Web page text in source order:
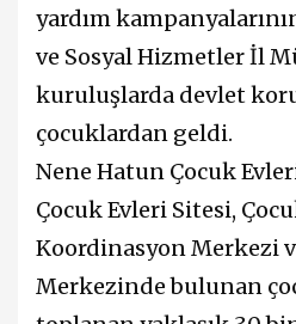
yardım
ve Sosyal Hizmetler İl
kuruluşlarda devlet
çocuklardan geldi.
Nene Hatun Çocuk
Çocuk Evleri Sitesi,
Koordinasyon Merkezi
Merkezinde bulunan